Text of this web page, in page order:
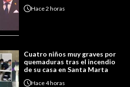
Hace2 horas
Cuatro niños muy graves por
quemaduras tras el incendio
de su casa en Santa Marta
Hace4 horas